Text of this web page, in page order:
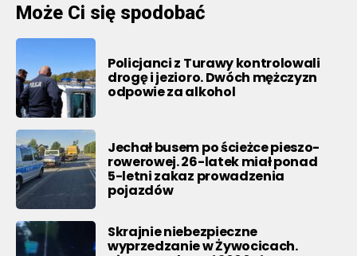
Może Ci się spodobać
Policjanci z Turawy kontrolowali
drogę i jezioro. Dwóch mężczyzn
odpowie za alkohol
Jechał busem po ścieżce pieszo-
rowerowej. 26-latek miał ponad
5-letni zakaz prowadzenia
pojazdów
Skrajnie niebezpieczne
wyprzedzanie w Żywocicach.